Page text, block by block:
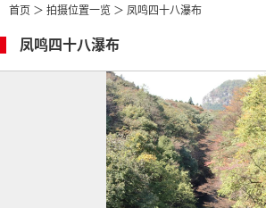
首页 ＞ 拍摄位置一览 ＞ 凤鸣四十八瀑布
凤鸣四十八瀑布